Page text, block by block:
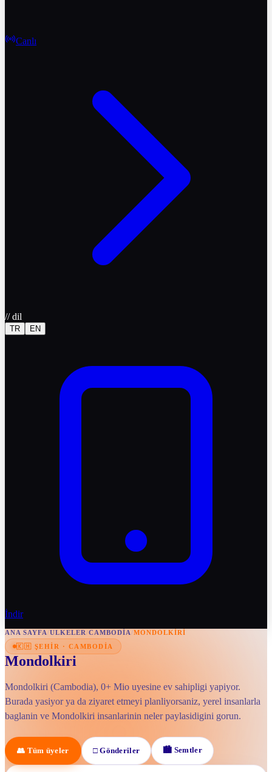
Canlı
//dil
TR EN
İndir
ANA SAYFA/ULKELER/CAMBODIA/MONDOLKIRI
🇰🇭 ŞEHIR · CAMBODIA
Mondolkiri
Mondolkiri (Cambodia), 0+ Mio uyesine ev sahipligi yapiyor.
Burada yasiyor ya da ziyaret etmeyi planliyorsaniz, yerel insanlarla
baglanin ve Mondolkiri insanlarinin neler paylasidigini gorun.
👥 Tüm üyeler □Gönderiler 🏙 Semtler